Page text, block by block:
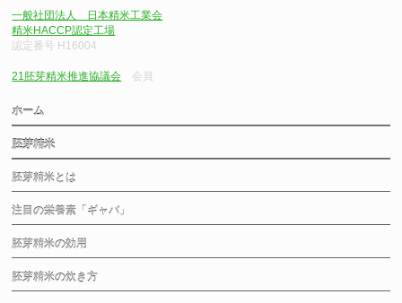
一般社団法人 日本精米工業会
精米HACCP認定工場
認定番号 H16004
21胚芽精米推進協議会 会員
ホーム
胚芽精米
胚芽精米とは
注目の栄養素「ギャバ」
胚芽精米の効用
胚芽精米の炊き方